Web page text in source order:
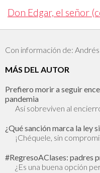
Don Edgar, el señor
Con información de:
MÁS DEL AUTOR
Prefiero morir a seguir
pandemia
Así sobreviven al
¿Qué sanción marca la ley
¡Chéquele, sin
#RegresoAClases: padres
¿Es una buena opción